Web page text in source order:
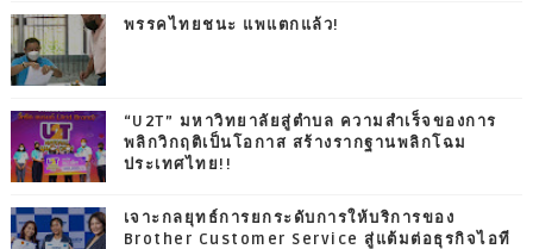
พรรคไทยชนะ แพแตกแล้ว!
“U2T” มหาวิทยาลัยสู่ตำบล ความสำเร็จของการ
พลิกวิกฤติเป็นโอกาส สร้างรากฐานพลิกโฉม
ประเทศไทย!!
เจาะกลยุทธ์การยกระดับการให้บริการของ
Brother Customer Service สู่แต้มต่อธุรกิจไอที